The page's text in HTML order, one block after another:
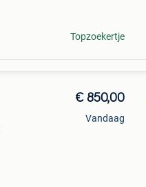
Topzoekertje
€ 850,00
Vandaag